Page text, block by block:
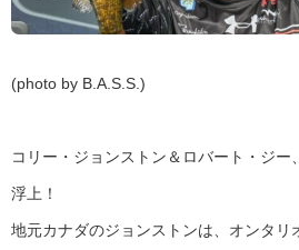
(photo by B.A.S.S.)
コリー・ジョンストン＆ロバート・ジ
浮上！
地元カナダのジョンストンは、オンタリ